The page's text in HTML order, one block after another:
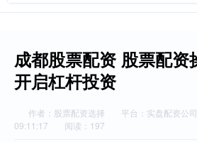
成都股票配资 股票配资
开启杠杆投资
作者：股票配资选择 平台：实盘配资公司
09:11:17
阅读：197